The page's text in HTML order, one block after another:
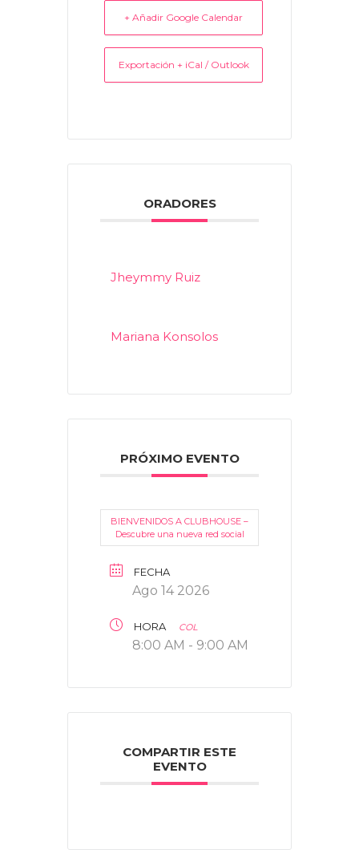
+ Añadir Google Calendar
Exportación + iCal / Outlook
ORADORES
Jheymmy Ruiz
Mariana Konsolos
PRÓXIMO EVENTO
BIENVENIDOS A CLUBHOUSE –
Descubre una nueva red social
FECHA
Ago 14 2026
HORA COL
8:00 AM - 9:00 AM
COMPARTIR ESTE
EVENTO